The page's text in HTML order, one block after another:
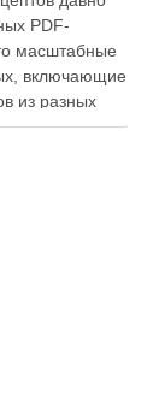
PDF-
масштабные
включающие
из разных